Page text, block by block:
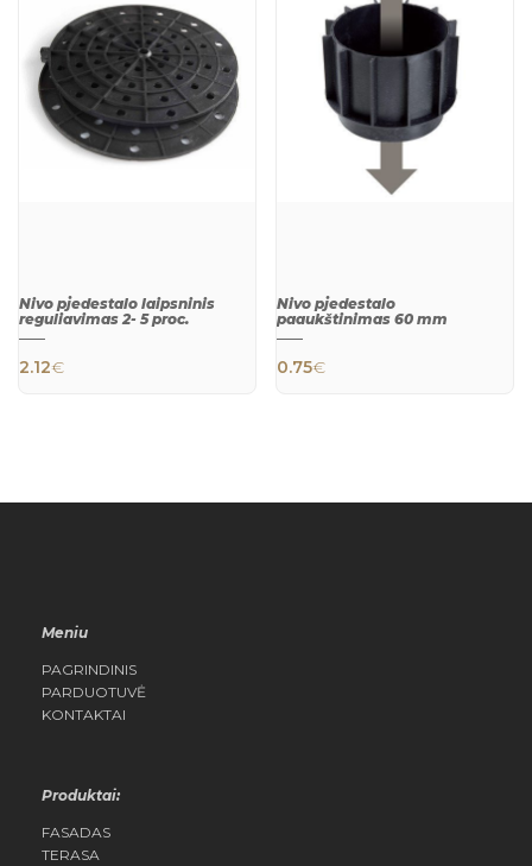
QUICK
VIEW
QUICK
VIEW
Nivo pjedestalo laipsninis
reguliavimas 2- 5 proc.
2.12€
Nivo pjedestalo
paaukštinimas 60 mm
0.75€
Meniu
PAGRINDINIS
PARDUOTUVĖ
KONTAKTAI
Produktai:
FASADAS
TERASA